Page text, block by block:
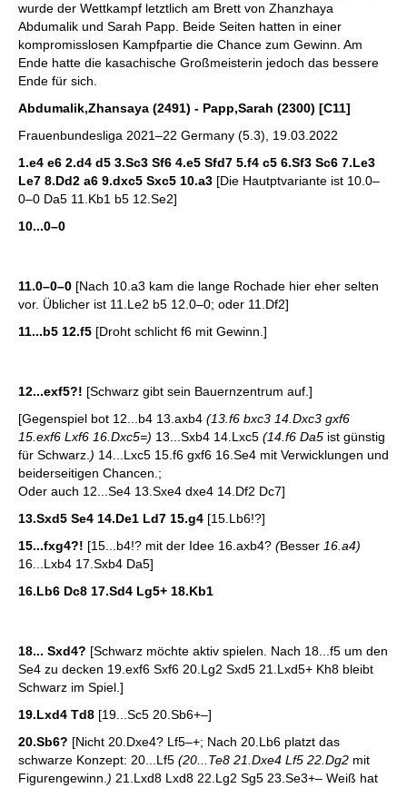
wurde der Wettkampf letztlich am Brett von Zhanzhaya
Abdumalik und Sarah Papp. Beide Seiten hatten in einer
kompromisslosen Kampfpartie die Chance zum Gewinn. Am
Ende hatte die kasachische Großmeisterin jedoch das bessere
Ende für sich.
Abdumalik,Zhansaya (2491) - Papp,Sarah (2300) [C11]
Frauenbundesliga 2021–22 Germany (5.3), 19.03.2022
1.e4 e6 2.d4 d5 3.Sc3 Sf6 4.e5 Sfd7 5.f4 c5 6.Sf3 Sc6 7.Le3
Le7 8.Dd2 a6 9.dxc5 Sxc5 10.a3 [Die Hautptvariante ist 10.0–
0–0 Da5 11.Kb1 b5 12.Se2]
10...0–0
11.0–0–0 [Nach 10.a3 kam die lange Rochade hier eher selten
vor. Üblicher ist 11.Le2 b5 12.0–0; oder 11.Df2]
11...b5 12.f5 [Droht schlicht f6 mit Gewinn.]
12...exf5?! [Schwarz gibt sein Bauernzentrum auf.]
[Gegenspiel bot 12...b4 13.axb4 (13.f6 bxc3 14.Dxc3 gxf6
15.exf6 Lxf6 16.Dxc5=) 13...Sxb4 14.Lxc5 (14.f6 Da5 ist günstig
für Schwarz. ) 14...Lxc5 15.f6 gxf6 16.Se4 mit Verwicklungen und
beiderseitigen Chancen.;
Oder auch 12...Se4 13.Sxe4 dxe4 14.Df2 Dc7]
13.Sxd5 Se4 14.De1 Ld7 15.g4 [15.Lb6!?]
15...fxg4?! [15...b4!? mit der Idee 16.axb4? (Besser 16.a4)
16...Lxb4 17.Sxb4 Da5]
16.Lb6 Dc8 17.Sd4 Lg5+ 18.Kb1
18... Sxd4? [Schwarz möchte aktiv spielen. Nach 18...f5 um den
Se4 zu decken 19.exf6 Sxf6 20.Lg2 Sxd5 21.Lxd5+ Kh8 bleibt
Schwarz im Spiel.]
19.Lxd4 Td8 [19...Sc5 20.Sb6+–]
20.Sb6? [Nicht 20.Dxe4? Lf5–+; Nach 20.Lb6 platzt das
schwarze Konzept: 20...Lf5 (20...Te8 21.Dxe4 Lf5 22.Dg2 mit
Figurengewinn. ) 21.Lxd8 Lxd8 22.Lg2 Sg5 23.Se3+– Weiß hat